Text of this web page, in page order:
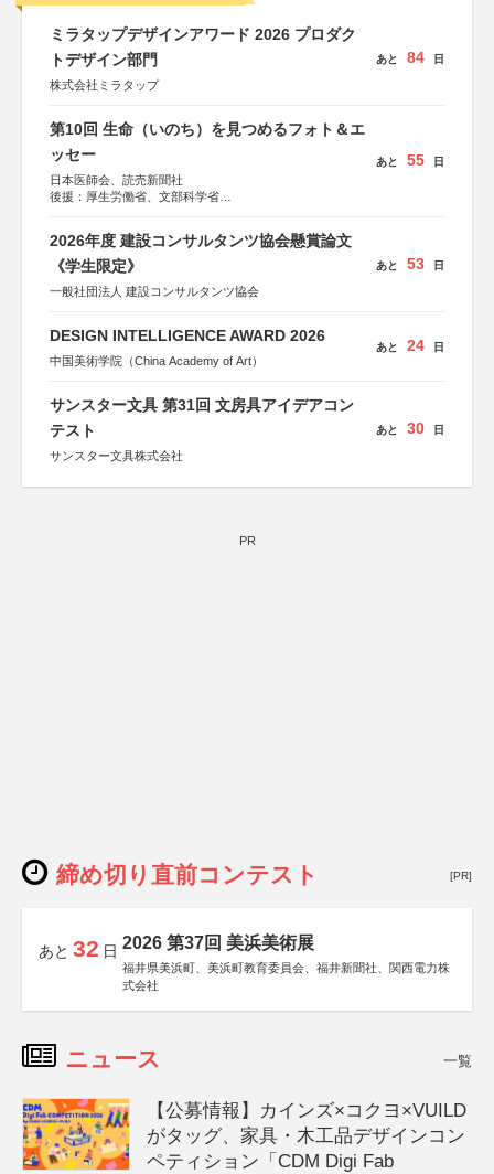
ミラタップデザインアワード 2026 プロダク
トデザイン部門
株式会社ミラタップ
あと 84 日
第10回 生命（いのち）を見つめるフォト＆エ
ッセー
日本医師会、読売新聞社
後援：厚生労働省、文部科学省
しん生命保険株式会社
あと 55 日
2026年度 建設コンサルタンツ協会懸賞論文
《学生限定》
一般社団法人 建設コンサルタンツ協会
あと 53 日
DESIGN INTELLIGENCE AWARD 2026
中国美術学院（China Academy of Art）
あと 24 日
サンスター文具 第31回 文房具アイデアコン
テスト
サンスター文具株式会社
あと 30 日
PR
締め切り直前コンテスト [PR]
あと 32 日 2026 第37回 美浜美術展
福井県美浜町、美浜町教育委員会、福井新聞社、関西電力株
式会社
ニュース 一覧
【公募情報】カインズ×コクヨ×VUILD
がタッグ、家具・木工品デザインコン
ペティション「CDM Digi Fab